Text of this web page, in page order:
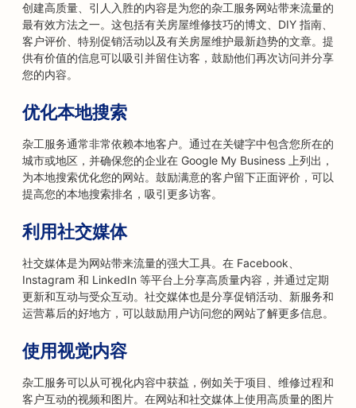
创建高质量、引人入胜的内容是为您的杂工服务网站带来流量的
最有效方法之一。这包括有关房屋维修技巧的博文、DIY 指南、
客户评价、特别促销活动以及有关房屋维护最新趋势的文章。提
供有价值的信息可以吸引并留住访客，鼓励他们再次访问并分享
您的内容。
优化本地搜索
杂工服务通常非常依赖本地客户。通过在关键字中包含您所在的
城市或地区，并确保您的企业在 Google My Business 上列出，
为本地搜索优化您的网站。鼓励满意的客户留下正面评价，可以
提高您的本地搜索排名，吸引更多访客。
利用社交媒体
社交媒体是为网站带来流量的强大工具。在 Facebook、
Instagram 和 LinkedIn 等平台上分享高质量内容，并通过定期
更新和互动与受众互动。社交媒体也是分享促销活动、新服务和
运营幕后的好地方，可以鼓励用户访问您的网站了解更多信息。
使用视觉内容
杂工服务可以从可视化内容中获益，例如关于项目、维修过程和
客户互动的视频和图片。在网站和社交媒体上使用高质量的图片